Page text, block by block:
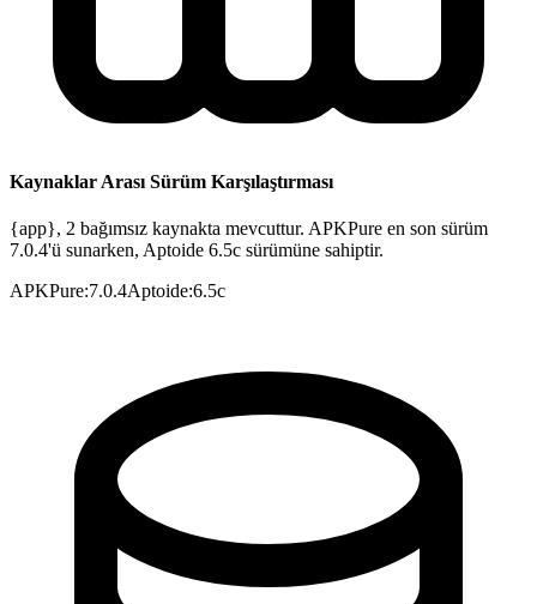
Kaynaklar Arası Sürüm Karşılaştırması
{app}, 2 bağımsız kaynakta mevcuttur. APKPure en son sürüm
7.0.4'ü sunarken, Aptoide 6.5c sürümüne sahiptir.
APKPure:7.0.4Aptoide:6.5c